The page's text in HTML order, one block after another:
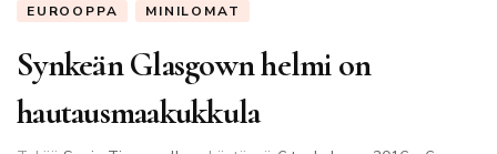
EUROOPPA MINILOMAT
Synkeän Glasgown helmi on
hautausmaakukkula